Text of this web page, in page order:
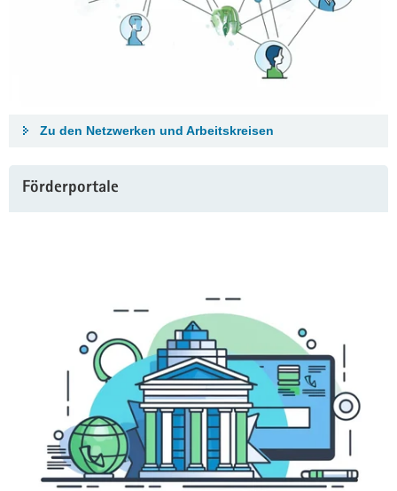
Zu den Netzwerken und Arbeitskreisen
Förderportale